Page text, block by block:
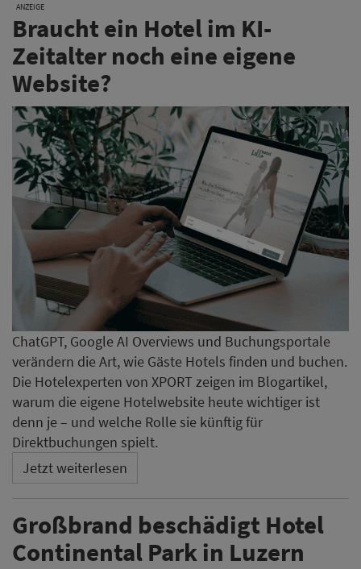
ANZEIGE
Braucht ein Hotel im KI-
Zeitalter noch eine eigene
Website?
ChatGPT, Google AI Overviews und Buchungsportale
verändern die Art, wie Gäste Hotels finden und buchen.
Die Hotelexperten von XPORT zeigen im Blogartikel,
warum die eigene Hotelwebsite heute wichtiger ist
denn je – und welche Rolle sie künftig für
Direktbuchungen spielt.
Jetzt weiterlesen
Großbrand beschädigt Hotel
Continental Park in Luzern